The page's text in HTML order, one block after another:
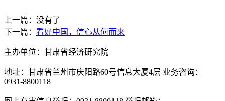
上一篇：没有了
下一篇： 看好中国，信心从何而来
主办单位：甘肃省经济研究院
地址：甘肃省兰州市庆阳路60号信息大厦4层 业务咨询：
0931-8800118